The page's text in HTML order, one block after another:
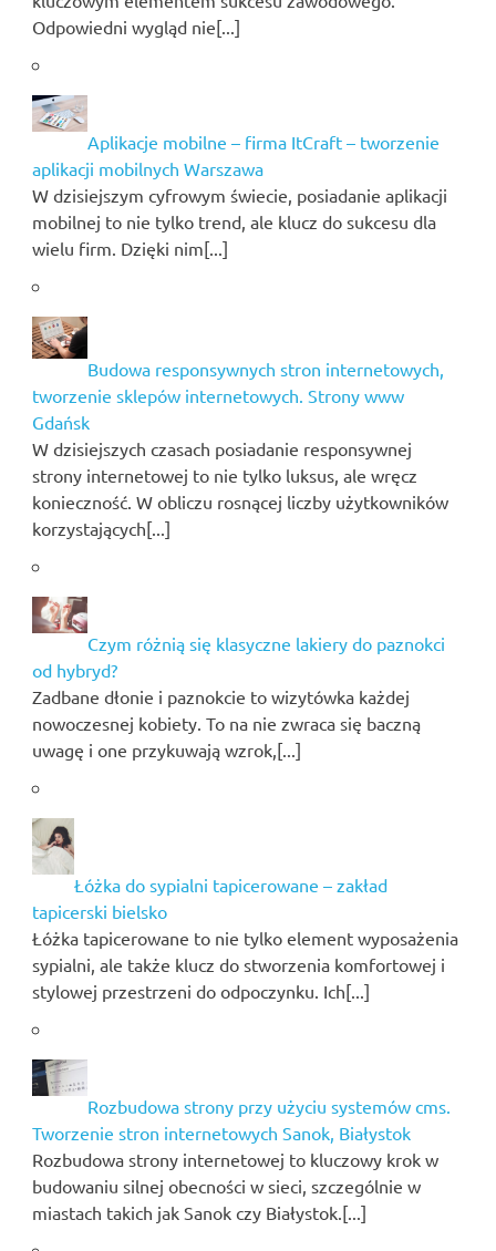
Odpowiedni wygląd nie[...]
Aplikacje mobilne – firma ItCraft – tworzenie
aplikacji mobilnych Warszawa
W dzisiejszym cyfrowym świecie, posiadanie aplikacji
mobilnej to nie tylko trend, ale klucz do sukcesu dla
wielu firm. Dzięki nim[...]
Budowa responsywnych stron internetowych,
tworzenie sklepów internetowych. Strony www
Gdańsk
W dzisiejszych czasach posiadanie responsywnej
strony internetowej to nie tylko luksus, ale wręcz
konieczność. W obliczu rosnącej liczby użytkowników
korzystających[...]
Czym różnią się klasyczne lakiery do paznokci
od hybryd?
Zadbane dłonie i paznokcie to wizytówka każdej
nowoczesnej kobiety. To na nie zwraca się baczną
uwagę i one przykuwają wzrok,[...]
Łóżka do sypialni tapicerowane – zakład
tapicerski bielsko
Łóżka tapicerowane to nie tylko element wyposażenia
sypialni, ale także klucz do stworzenia komfortowej i
stylowej przestrzeni do odpoczynku. Ich[...]
Rozbudowa strony przy użyciu systemów cms.
Tworzenie stron internetowych Sanok, Białystok
Rozbudowa strony internetowej to kluczowy krok w
budowaniu silnej obecności w sieci, szczególnie w
miastach takich jak Sanok czy Białystok.[...]